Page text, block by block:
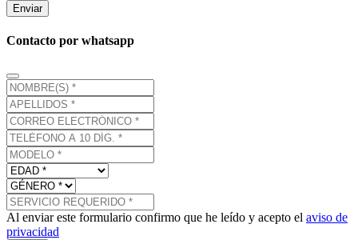
Enviar
Contacto por whatsapp
Al enviar este formulario confirmo que he leído y acepto el aviso de
privacidad